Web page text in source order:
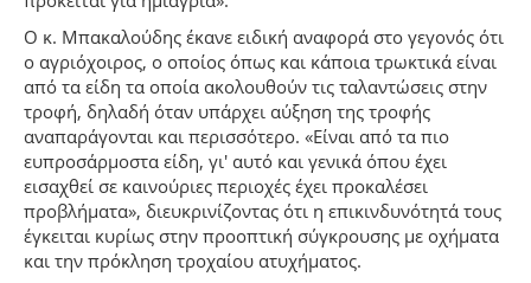
Ο κ. Μπακαλούδης έκανε ειδική αναφορά στο γεγονός ότι
ο αγριόχοιρος, ο οποίος όπως και κάποια τρωκτικά είναι
από τα είδη τα οποία ακολουθούν τις ταλαντώσεις στην
τροφή, δηλαδή όταν υπάρχει αύξηση της τροφής
αναπαράγονται και περισσότερο. «Είναι από τα πιο
ευπροσάρμοστα είδη, γι' αυτό και γενικά όπου έχει
εισαχθεί σε καινούριες περιοχές έχει προκαλέσει
προβλήματα», διευκρινίζοντας ότι η επικινδυνότητά τους
έγκειται κυρίως στην προοπτική σύγκρουσης με οχήματα
και την πρόκληση τροχαίου ατυχήματος.